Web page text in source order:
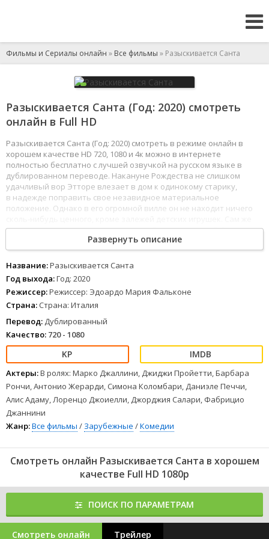
Фильмы и Сериалы онлайн » Все фильмы » Разыскивается Санта
Разыскивается Санта (Год: 2020) смотреть
онлайн в Full HD
Разыскивается Санта (Год: 2020) смотреть в режиме онлайн в
хорошем качестве HD 720, 1080 и 4к можно в интернете
полностью бесплатно с лучшей озвучкой на русском языке в
дублированном переводе. Накануне Рождества не слишком
удачливый вор Этторе влезает в дом к одинокому старику,
в надежде поправить свое незавидное материальное
положение. Однако в его огромной вилле он не находит ничего
старик уверяет его, что он не кто иной, как настоящий Санта
12345 678
Развернуть описание
Название:Разыскивается Санта
Год выхода:Год: 2020
Режиссер:Режиссер: Эдоардо Мария Фальконе
Страна: Страна: Италия
Перевод: Дублированный
Качество: 720 - 1080
Актеры:В ролях: Марко Джаллини, Джиджи Пройетти, Барбара
Рончи, Антонио Жерарди, Симона Коломбари, Даниэле Печчи,
Алис Адаму, Лоренцо Джоиелли, Джорджия Салари, Фабрицио
Джаннини
Жанр:Все фильмы / Зарубежные /Комедии
Смотреть онлайн Разыскивается Санта в хорошем
качестве Full HD 1080p
ПОИСК ПО ПАРАМЕТРАМ
Смотреть онлайн Трейлер